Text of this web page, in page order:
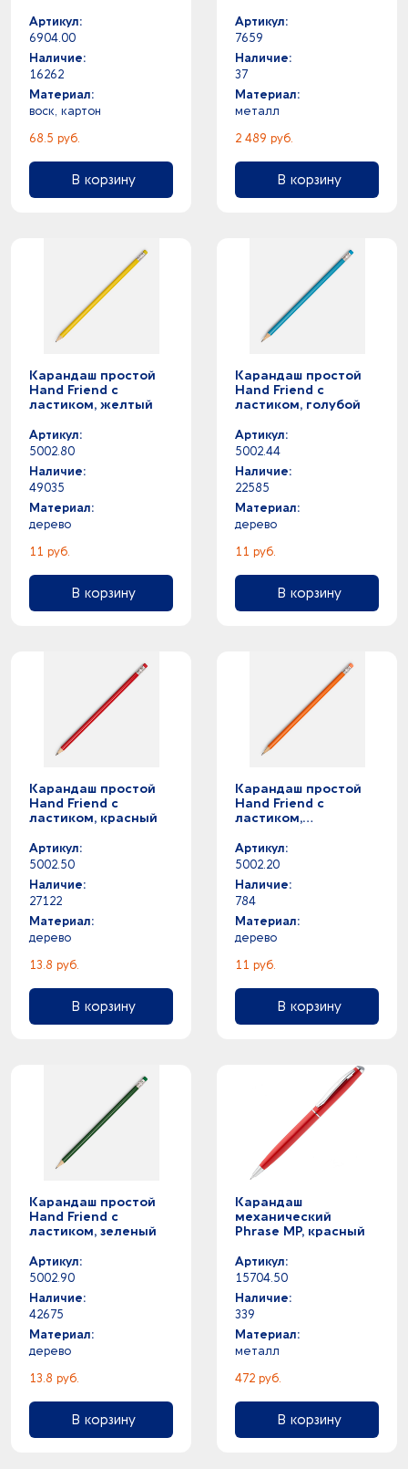
Артикул:
6904.00
Наличие:
16262
Материал:
воск, картон
68.5 руб.
В корзину
Артикул:
7659
Наличие:
37
Материал:
металл
2 489 руб.
В корзину
Карандаш простой
Hand Friend с
ластиком, желтый
Артикул:
5002.80
Наличие:
49035
Материал:
дерево
11 руб.
В корзину
Карандаш простой
Hand Friend с
ластиком, голубой
Артикул:
5002.44
Наличие:
22585
Материал:
дерево
11 руб.
В корзину
Карандаш простой
Hand Friend с
ластиком, красный
Артикул:
5002.50
Наличие:
27122
Материал:
дерево
13.8 руб.
В корзину
Карандаш простой
Hand Friend с
ластиком,
Артикул:
5002.20
Наличие:
784
Материал:
дерево
11 руб.
В корзину
Карандаш простой
Hand Friend с
ластиком, зеленый
Артикул:
5002.90
Наличие:
42675
Материал:
дерево
13.8 руб.
В корзину
Карандаш
механический
Phrase MP, красный
Артикул:
15704.50
Наличие:
339
Материал:
металл
472 руб.
В корзину